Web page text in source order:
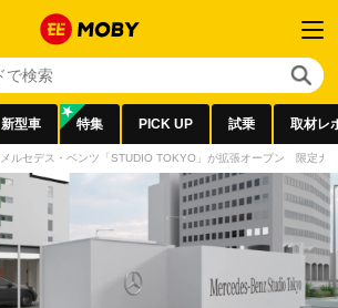
新型車 特集 PICK UP 試乗 取材レ
メルセデス・ベンツ「STUDIO TOKYO」が拡張オープン 限定カ